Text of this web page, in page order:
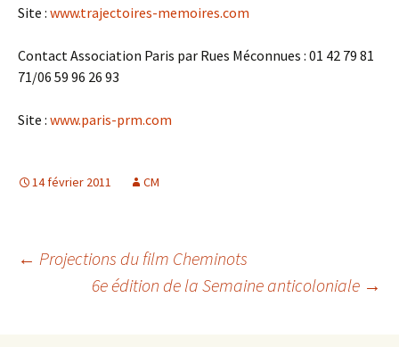
Site : www.trajectoires-memoires.com
Contact Association Paris par Rues Méconnues : 01 42 79 81
71/06 59 96 26 93
Site : www.paris-prm.com
14 février 2011 CM
Navigation
← Projections du film Cheminots
6e édition de la Semaine anticoloniale →